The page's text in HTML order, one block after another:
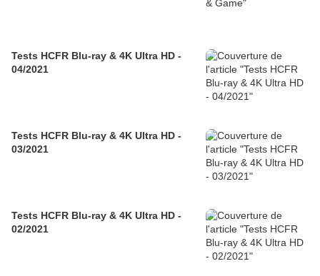
Tests HCFR Blu-ray & 4K Ultra HD -
04/2021
Tests HCFR Blu-ray & 4K Ultra HD -
03/2021
Tests HCFR Blu-ray & 4K Ultra HD -
02/2021